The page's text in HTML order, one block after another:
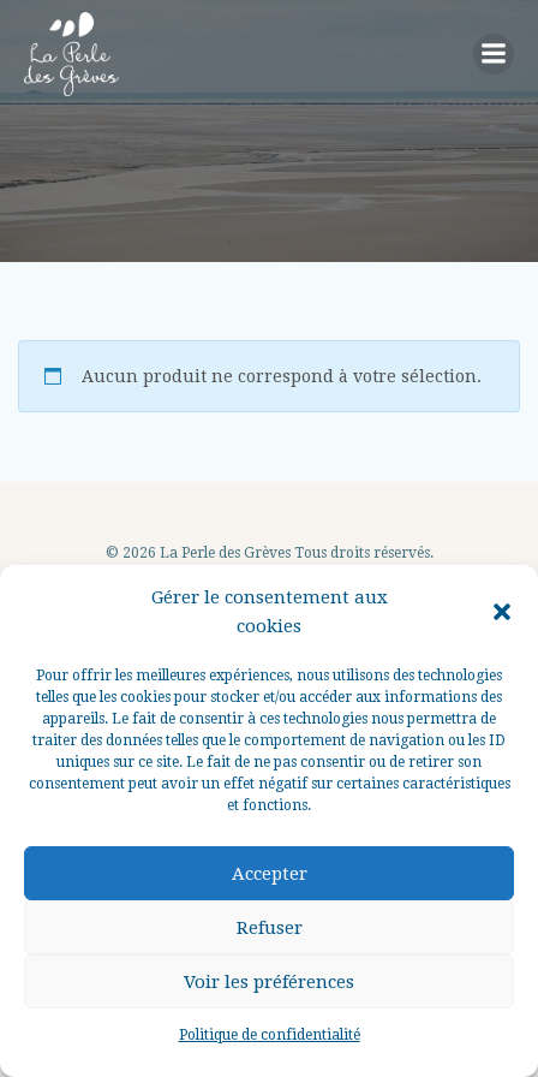
Gérer le consentement aux
cookies
Pour offrir les meilleures expériences, nous utilisons des technologies
telles que les cookies pour stocker et/ou accéder aux informations des
appareils. Le fait de consentir à ces technologies nous permettra de
traiter des données telles que le comportement de navigation ou les ID
uniques sur ce site. Le fait de ne pas consentir ou de retirer son
consentement peut avoir un effet négatif sur certaines caractéristiques
et fonctions.
Accepter
Refuser
Voir les préférences
Politique de confidentialité
Aucun produit ne correspond à votre sélection.
© 2026 La Perle des Grèves Tous droits réservés.